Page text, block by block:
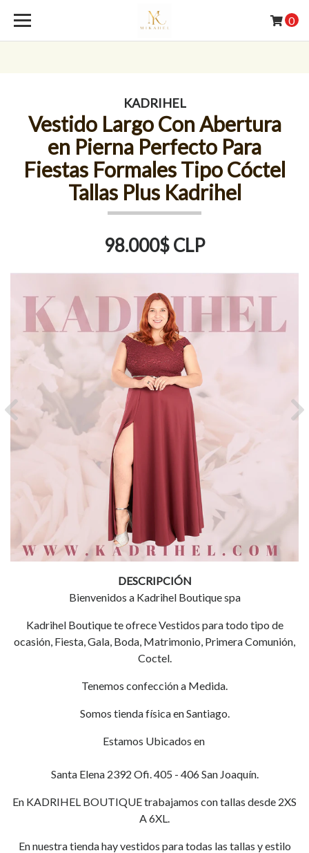
0
KADRIHEL
Vestido Largo Con Abertura
en Pierna Perfecto Para
Fiestas Formales Tipo Cóctel
Tallas Plus Kadrihel
98.000$ CLP
Previous
DESCRIPCIÓN
Bienvenidos a Kadrihel Boutique spa
Kadrihel Boutique te ofrece Vestidos para todo tipo de
ocasión, Fiesta, Gala, Boda, Matrimonio, Primera Comunión,
Coctel.
Tenemos confección a Medida.
Somos tienda física en Santiago.
Estamos Ubicados en
Santa Elena 2392 Ofi. 405 - 406 San Joaquín.
En KADRIHEL BOUTIQUE trabajamos con tallas desde 2XS
A 6XL.
En nuestra tienda hay vestidos para todas las tallas y estilo